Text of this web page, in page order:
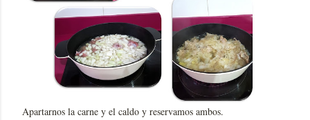
Apartarnos la carne y el caldo y reservamos ambos.